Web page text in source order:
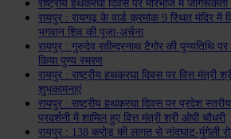
राष्ट्रीय हथकरघा दिवस पर मोरभांज में
रायपुर : रायगढ़ के वार्ड क्रमांक 9 स्थित मंदिर में
भगवान शिव की पूजा-अर्चना
रायपुर : गुरुदेव रवीन्द्रनाथ टैगोर की पुण्यतिथि पर
किया पुण्य स्मरण
रायपुर : राष्ट्रीय हथकरघा दिवस पर वित्त मंत्री
शुभकामनाएं
रायपुर : राष्ट्रीय हथकरघा दिवस पर प्रदेश
प्रदर्शनी में शामिल हुए वित्त मंत्री श्री ओपी चौधरी
रायपुर : 138 करोड़ की लागत से नांदघाट-मुंगेली